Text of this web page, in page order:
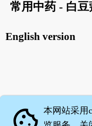
常用中药 - 白豆
English version
本网站采用